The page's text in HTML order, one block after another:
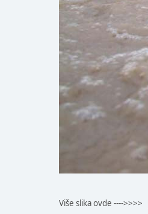
Više slika ovde ---->>>>